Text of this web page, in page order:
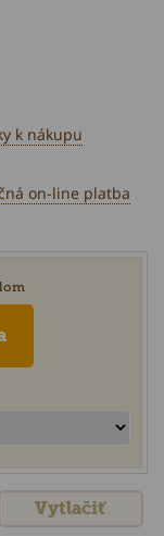
k nákupu
on-line platba
Vytlačiť